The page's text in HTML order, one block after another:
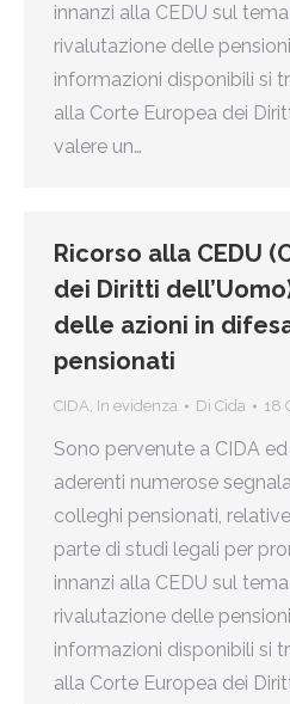
innanzi alla CEDU sul
rivalutazione delle
informazioni disponibili si
alla Corte Europea dei
valere un…
Ricorso alla CEDU
dei Diritti
delle azioni in
pensionati
CIDA, In evidenza Di Cida 18
Sono pervenute a CIDA
aderenti numerose
colleghi pensionati,
parte di studi legali per
innanzi alla CEDU sul
rivalutazione delle
informazioni disponibili si
alla Corte Europea dei